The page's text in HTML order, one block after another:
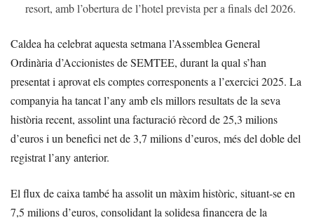
resort, amb l’obertura de l’hotel prevista per a finals del 2026.
Caldea ha celebrat aquesta setmana l’Assemblea General
Ordinària d’Accionistes de SEMTEE, durant la qual s’han
presentat i aprovat els comptes corresponents a l’exercici 2025. La
companyia ha tancat l’any amb els millors resultats de la seva
història recent, assolint una facturació rècord de 25,3 milions
d’euros i un benefici net de 3,7 milions d’euros, més del doble del
registrat l’any anterior.
El flux de caixa també ha assolit un màxim històric, situant-se en
7,5 milions d’euros, consolidant la solidesa financera de la